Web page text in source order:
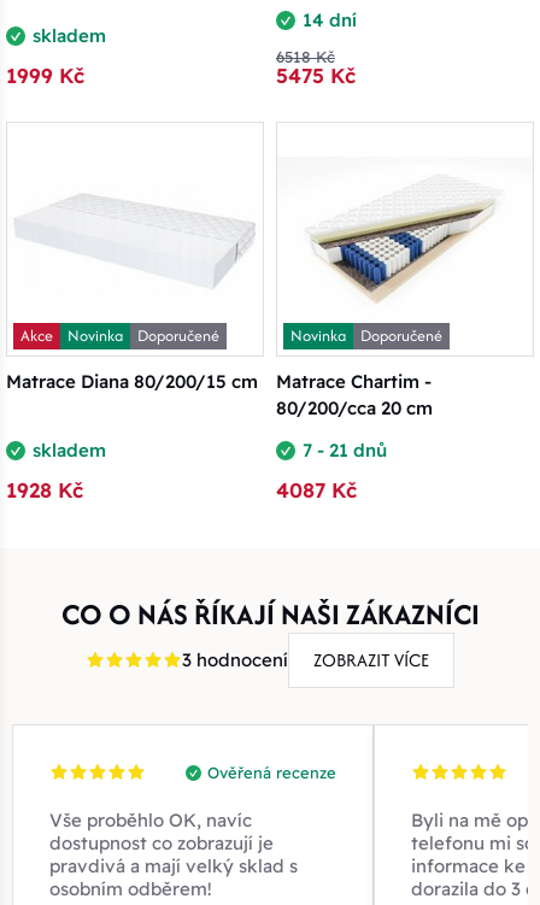
skladem
1999 Kč
14 dní
6518 Kč
5475 Kč
Akce Novinka
Doporučené
Matrace Diana 80/200/15 cm
skladem
1928 Kč
Novinka
Doporučené
Matrace Chartim -
80/200/cca 20 cm
7 - 21 dnů
4087 Kč
CO O NÁS ŘÍKAJÍ NAŠI ZÁKAZNÍCI
3 hodnocení ZOBRAZIT VÍCE
Ověřená recenze
Vše proběhlo OK, navíc
dostupnost co zobrazují je
pravdivá a mají velký sklad s
osobním odběrem!
Byli na mě
telefonu mi
informace ke
dorazila do 3